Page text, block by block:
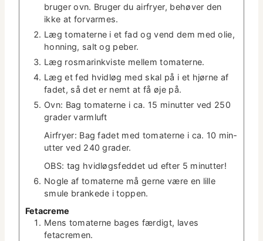
bruger ovn. Bruger du air­fry­er, behøver den
ikke at forvarmes.
Læg tomater­ne i et fad og vend dem med olie,
hon­ning, salt og peber.
Læg ros­marinkviste mellem tomaterne.
Læg et fed hvidløg med skal på i et hjørne af
fadet, så det er nemt at få øje på.
Ovn: Bag tomater­ne i ca. 15 min­ut­ter ved 250
grad­er varm­luft
Air­fry­er: Bag fadet med tomater­ne i ca. 10 min­
ut­ter ved 240 grad­er.
OBS: tag hvidløgs­fed­det ud efter 5 minutter!
Nogle af tomater­ne må gerne være en lille
smule brankede i toppen.
Fetacreme
Mens tomater­ne bages færdigt, laves
fetacremen.